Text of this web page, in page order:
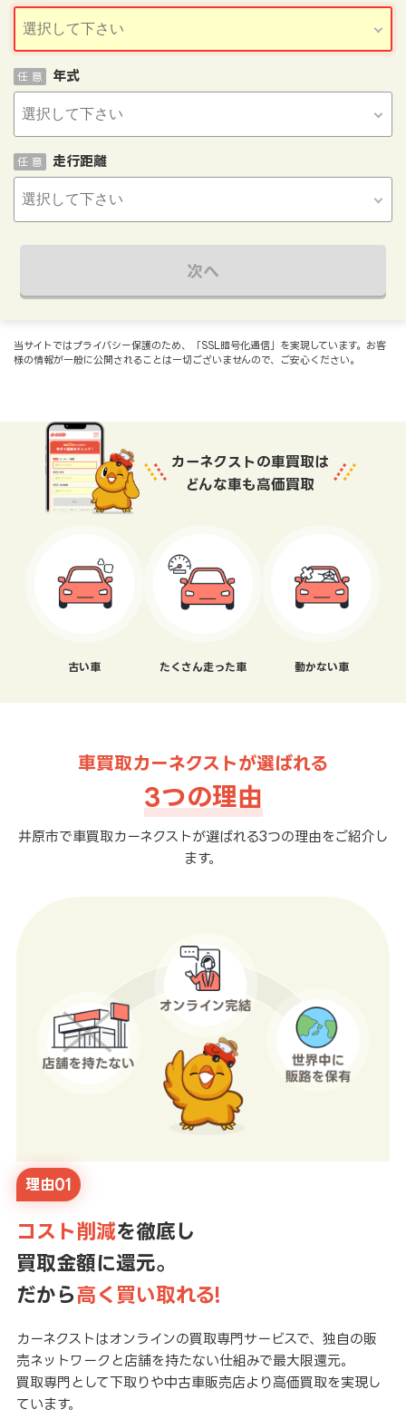
年式
任 意
走行距離
任 意
次へ
当サイトではプライバシー保護のため、「SSL暗号化通信」を実現しています。お客
様の情報が一般に公開されることは一切ございませんので、ご安心ください。
カーネクストの車買取は
どんな車も高価買取
古い車 たくさん走った車 動かない車
車買取カーネクストが選ばれる
3つの理由
井原市で車買取カーネクストが選ばれる3つの理由をご紹介し
ます。
理由01
コスト削減を徹底し
買取金額に還元。
だから高く買い取れる!
カーネクストはオンラインの買取専門サービスで、独自の販
売ネットワークと店舗を持たない仕組みで最大限還元。
買取専門として下取りや中古車販売店より高価買取を実現し
ています。